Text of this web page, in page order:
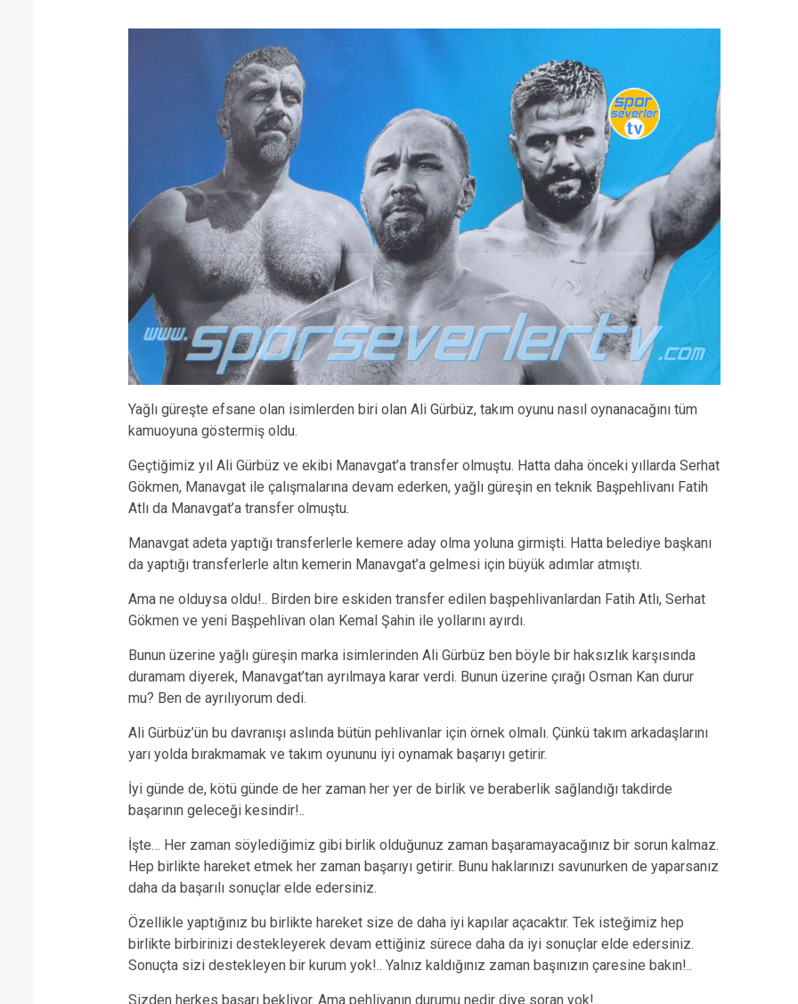
Yağlı güreşte efsane olan isimlerden biri olan Ali Gürbüz, takım oyunu nasıl oynanacağını tüm
kamuoyuna göstermiş oldu.
Geçtiğimiz yıl Ali Gürbüz ve ekibi Manavgat’a transfer olmuştu. Hatta daha önceki yıllarda Serhat
Gökmen, Manavgat ile çalışmalarına devam ederken, yağlı güreşin en teknik Başpehlivanı Fatih
Atlı da Manavgat’a transfer olmuştu.
Manavgat adeta yaptığı transferlerle kemere aday olma yoluna girmişti. Hatta belediye başkanı
da yaptığı transferlerle altın kemerin Manavgat’a gelmesi için büyük adımlar atmıştı.
Ama ne olduysa oldu!.. Birden bire eskiden transfer edilen başpehlivanlardan Fatih Atlı, Serhat
Gökmen ve yeni Başpehlivan olan Kemal Şahin ile yollarını ayırdı.
Bunun üzerine yağlı güreşin marka isimlerinden Ali Gürbüz ben böyle bir haksızlık karşısında
duramam diyerek, Manavgat’tan ayrılmaya karar verdi. Bunun üzerine çırağı Osman Kan durur
mu? Ben de ayrılıyorum dedi.
Ali Gürbüz’ün bu davranışı aslında bütün pehlivanlar için örnek olmalı. Çünkü takım arkadaşlarını
yarı yolda bırakmamak ve takım oyununu iyi oynamak başarıyı getirir.
İyi günde de, kötü günde de her zaman her yer de birlik ve beraberlik sağlandığı takdirde
başarının geleceği kesindir!..
İşte… Her zaman söylediğimiz gibi birlik olduğunuz zaman başaramayacağınız bir sorun kalmaz.
Hep birlikte hareket etmek her zaman başarıyı getirir. Bunu haklarınızı savunurken de yaparsanız
daha da başarılı sonuçlar elde edersiniz.
Özellikle yaptığınız bu birlikte hareket size de daha iyi kapılar açacaktır. Tek isteğimiz hep
birlikte birbirinizi destekleyerek devam ettiğiniz sürece daha da iyi sonuçlar elde edersiniz.
Sonuçta sizi destekleyen bir kurum yok!.. Yalnız kaldığınız zaman başınızın çaresine bakın!..
Sizden herkes başarı bekliyor. Ama pehlivanın durumu nedir diye soran yok!..